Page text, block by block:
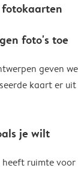
foto's toe
geven
kaart er
je wilt
ruimte